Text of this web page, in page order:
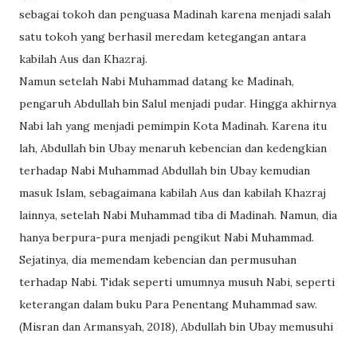
sebagai tokoh dan penguasa Madinah karena menjadi salah
satu tokoh yang berhasil meredam ketegangan antara
kabilah Aus dan Khazraj.
Namun setelah Nabi Muhammad datang ke Madinah,
pengaruh Abdullah bin Salul menjadi pudar. Hingga akhirnya
Nabi lah yang menjadi pemimpin Kota Madinah. Karena itu
lah, Abdullah bin Ubay menaruh kebencian dan kedengkian
terhadap Nabi Muhammad Abdullah bin Ubay kemudian
masuk Islam, sebagaimana kabilah Aus dan kabilah Khazraj
lainnya, setelah Nabi Muhammad tiba di Madinah. Namun, dia
hanya berpura-pura menjadi pengikut Nabi Muhammad.
Sejatinya, dia memendam kebencian dan permusuhan
terhadap Nabi. Tidak seperti umumnya musuh Nabi, seperti
keterangan dalam buku Para Penentang Muhammad saw.
(Misran dan Armansyah, 2018), Abdullah bin Ubay memusuhi